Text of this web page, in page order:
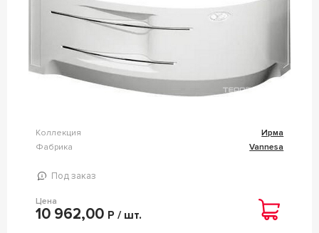
Коллекция
Ирма
Фабрика
Vannesa
Под заказ
Цена
10 962,00 Р / шт.